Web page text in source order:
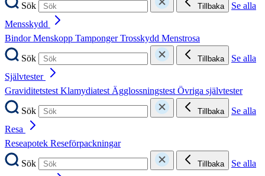
Sök
Tillbaka
Se alla
Mensskydd
BindorMenskopp TampongerTrosskydd Menstrosa
Sök
Tillbaka
Se alla
Självtester
GraviditetstestKlamydiatestÄgglossningstestÖvriga självtester
Sök
Tillbaka
Se alla
Resa
Reseapotek Reseförpackningar
Sök
Tillbaka
Se alla